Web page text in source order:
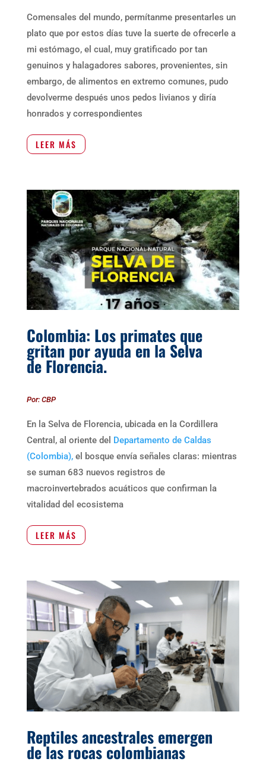
Comensales del mundo, permítanme presentarles un
plato que por estos días tuve la suerte de ofrecerle a
mi estómago, el cual, muy gratificado por tan
genuinos y halagadores sabores, provenientes, sin
embargo, de alimentos en extremo comunes, pudo
devolverme después unos pedos livianos y diría
honrados y correspondientes
LEER MÁS
Colombia: Los primates que
gritan por ayuda en la Selva
de Florencia.
Por: CBP
En la Selva de Florencia, ubicada en la Cordillera
Central, al oriente del Departamento de Caldas
(Colombia), el bosque envía señales claras: mientras
se suman 683 nuevos registros de
macroinvertebrados acuáticos que confirman la
vitalidad del ecosistema
LEER MÁS
Reptiles ancestrales emergen
de las rocas colombianas